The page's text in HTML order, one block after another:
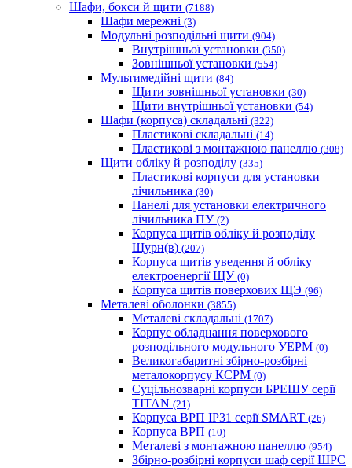
Шафи, бокси й щити (7188)
Шафи мережні (3)
Модульні розподільні щити (904)
Внутрішньої установки (350)
Зовнішньої установки (554)
Мультимедійні щити (84)
Щити зовнішньої установки (30)
Щити внутрішньої установки (54)
Шафи (корпуса) складальні (322)
Пластикові складальні (14)
Пластикові з монтажною панеллю (308)
Щити обліку й розподілу (335)
Пластикові корпуси для установки
лічильника (30)
Панелі для установки електричного
лічильника ПУ (2)
Корпуса щитів обліку й розподілу
Щурн(в) (207)
Корпуса щитів уведення й обліку
електроенергії ЩУ (0)
Корпуса щитів поверхових ЩЭ (96)
Металеві оболонки (3855)
Металеві складальні (1707)
Корпус обладнання поверхового
розподільного модульного УЕРМ (0)
Великогабаритні збірно-розбірні
металокорпусу КСРМ (0)
Суцільнозварні корпуси БРЕШУ серії
TITAN (21)
Корпуса ВРП IP31 серії SMART (26)
Корпуса ВРП (10)
Металеві з монтажною панеллю (954)
Збірно-розбірні корпуси шаф серії ШРС